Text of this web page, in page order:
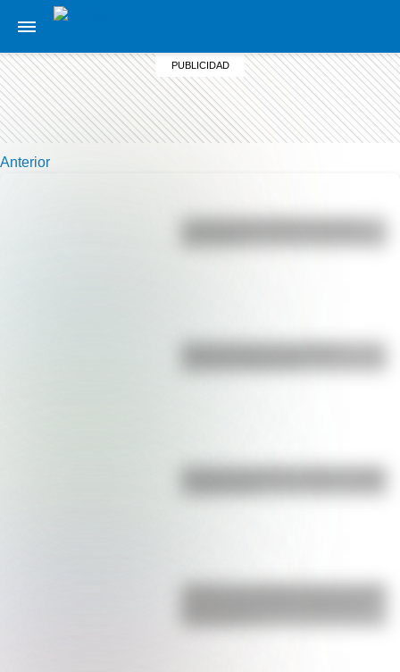
Anterior
Duda resuelta: ¿es el Truco
Bandera de Bolivia: historia, origen
¿Sabías que Argentina tuvo la torre